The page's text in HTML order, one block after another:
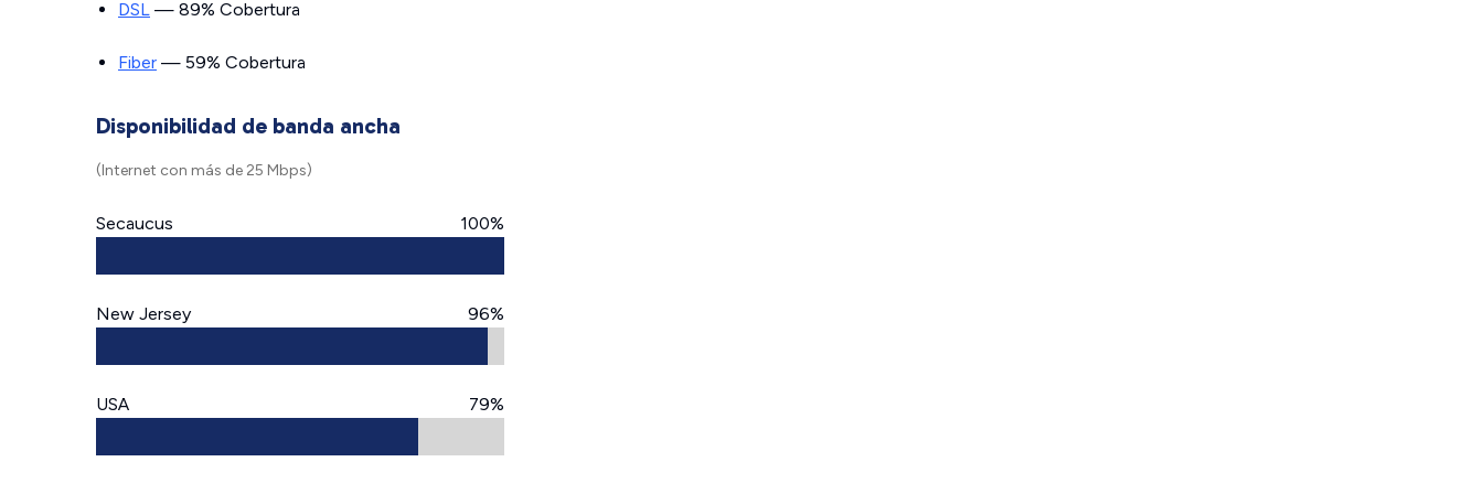
DSL — 89% Cobertura
Fiber — 59% Cobertura
Disponibilidad de banda ancha
(Internet con más de 25 Mbps)
Secaucus 100%
New Jersey 96%
USA 79%